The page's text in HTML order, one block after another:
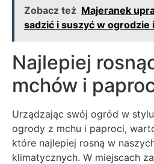
Zobacz też Majeranek
sadzić i suszyć w ogrodzie
Najlepiej
mchów i
Urządzając swój ogród w
ogrody z mchu i paproci,
które najlepiej rosną w
klimatycznych. W miejscach